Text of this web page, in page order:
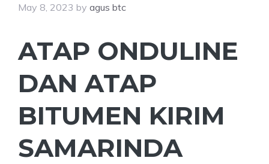
May 8, 2023 by agus btc
ATAP ONDULINE
DAN ATAP
BITUMEN KIRIM
SAMARINDA